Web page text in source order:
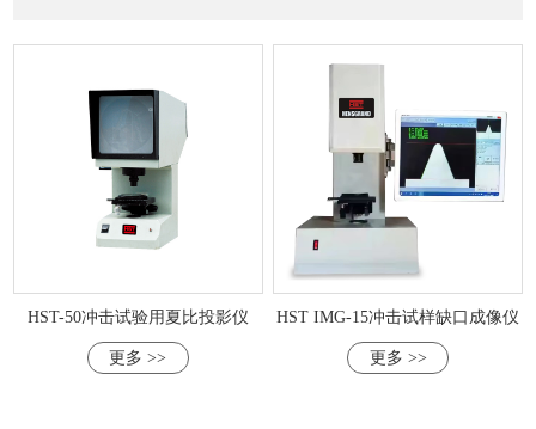
HST-50冲击试验用夏比投影仪
更多 >>
HST IMG-15冲击试样缺口成像仪
更多 >>